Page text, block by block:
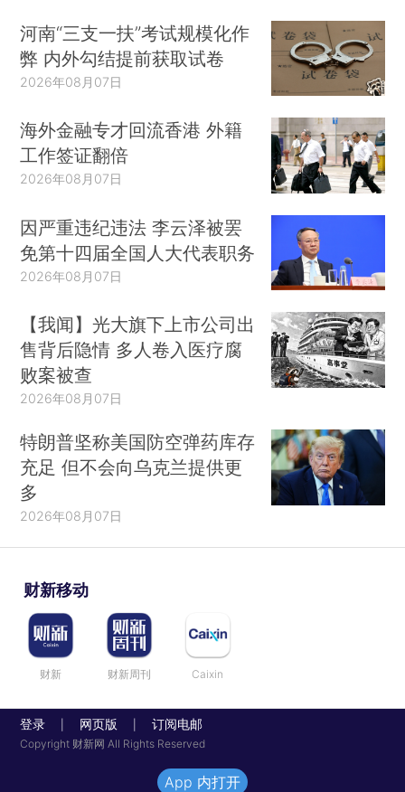
河南“三支一扶”考试规模化作
弊 内外勾结提前获取试卷
2026年08月07日
海外金融专才回流香港 外籍
工作签证翻倍
2026年08月07日
因严重违纪违法 李云泽被罢
免第十四届全国人大代表职务
2026年08月07日
【我闻】光大旗下上市公司出
售背后隐情 多人卷入医疗腐
败案被查
2026年08月07日
特朗普坚称美国防空弹药库存
充足 但不会向乌克兰提供更
多
2026年08月07日
财新移动
财新 财新周刊 Caixin
登录 网页版 订阅电邮
Copyright 财新网 All Rights Reserved
App 内打开